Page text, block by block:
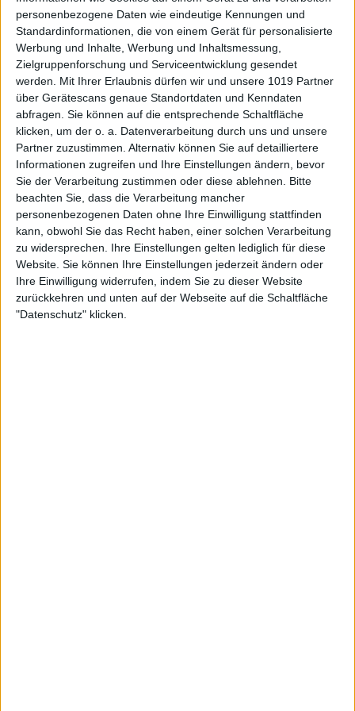
personenbezogene Daten wie eindeutige Kennungen und
Standardinformationen, die von einem Gerät für personalisierte
Werbung und Inhalte, Werbung und Inhaltsmessung,
Zielgruppenforschung und Serviceentwicklung gesendet
werden.
Mit Ihrer Erlaubnis dürfen wir und unsere 1019 Partner
über Gerätescans genaue Standortdaten und Kenndaten
abfragen. Sie können auf die entsprechende Schaltfläche
klicken, um der o. a. Datenverarbeitung durch uns und unsere
Partner zuzustimmen. Alternativ können Sie auf detailliertere
Informationen zugreifen und Ihre Einstellungen ändern, bevor
Sie der Verarbeitung zustimmen oder diese ablehnen.
Bitte
beachten Sie, dass die Verarbeitung mancher
personenbezogenen Daten ohne Ihre Einwilligung stattfinden
kann, obwohl Sie das Recht haben, einer solchen Verarbeitung
zu widersprechen. Ihre Einstellungen gelten lediglich für diese
Website. Sie können Ihre Einstellungen jederzeit ändern oder
Ihre Einwilligung widerrufen, indem Sie zu dieser Website
zurückkehren und unten auf der Webseite auf die Schaltfläche
"Datenschutz" klicken.